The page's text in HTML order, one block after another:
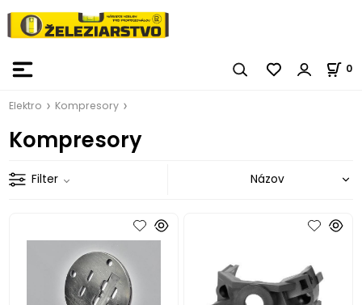
0
Elektro Kompresory
Kompresory
Filter